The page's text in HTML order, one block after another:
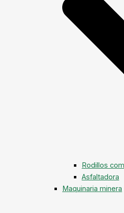
Rodillos
Asfaltadora
Maquinaria minera